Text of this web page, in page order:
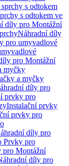
s odtokem
s odtokem ve
díly pro Montážní
Náhradní díly
pro umyvadlové
pro Montážní
myčky
a myčky
díly pro
prvky pro
Instalační prvky
prvky pro
díly pro
Prvky pro
pro Montážní
díly pro